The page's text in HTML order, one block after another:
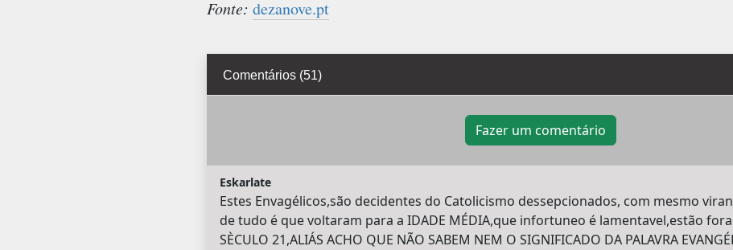
Fonte: dezanove.pt
Comentários (51)
Fazer um comentário
Eskarlate
Estes Envagélicos,são decidentes do Catolicismo dessepcionados, com mesmo
de tudo é que voltaram para a IDADE MÉDIA,que infortuneo é lamentavel,estão fora
SÈCULO 21,ALIÁS ACHO QUE NÃO SABEM NEM O SIGNIFICADO DA PALAVRA